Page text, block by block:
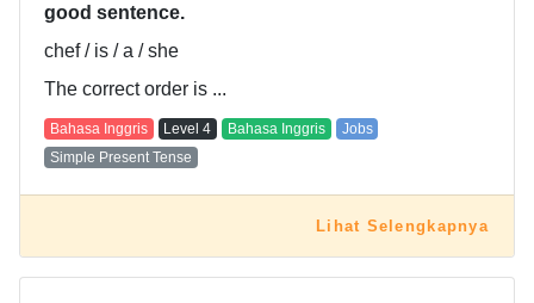
good sentence.
chef / is / a / she
The correct order is ...
Bahasa Inggris Level 4 Bahasa Inggris
Jobs
Simple Present Tense
Lihat Selengkapnya